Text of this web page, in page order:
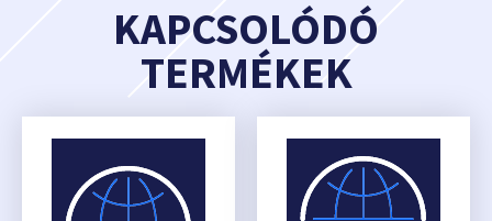
KAPCSOLÓDÓ
TERMÉKEK